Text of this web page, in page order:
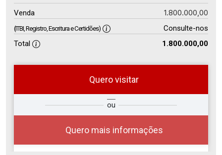
Venda 1.800.000,00
(ITBI, Registro, Escritura e Certidões)
Consulte-nos
Total
1.800.000,00
Quero visitar
ou
Quero mais informações
Deseja
Comprar
ou
Alugar
?